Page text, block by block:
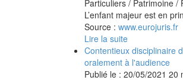
Particuliers / Patrimoine /
L’enfant majeur est en
Source : www.eurojuris.fr
Lire la suite
Contentieux disciplinaire
oralement à l'audience
Publié le : 20/05/2021 20